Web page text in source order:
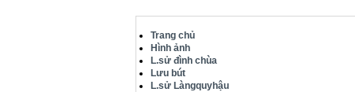
Trang chủ
Hình ảnh
L.sử đình chùa
Lưu bút
L.sử Làngquyhậu